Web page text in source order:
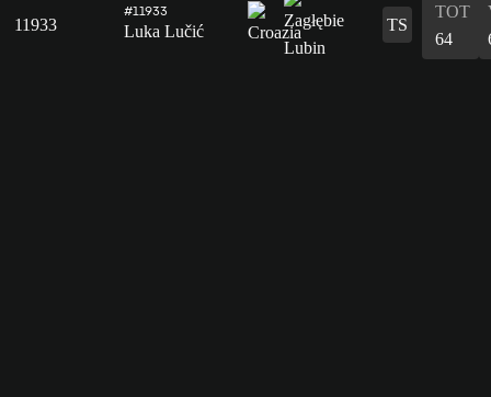
11933
#11933
Luka Lučić TS
TOT
64